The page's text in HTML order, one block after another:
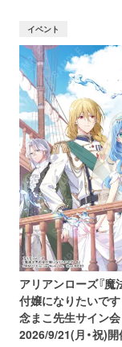
イベント
アリアンローズ『魔
付嬢になりたいです
念まこ先生サイン
2026/9/21(月・祝)開